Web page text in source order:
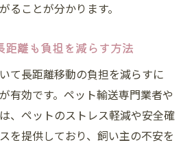
ることが分かります。
距離も負担を減らす方法
て長距離移動の負担を減らすに
有効です。ペット輸送専門業者や
、ペットのストレス軽減や安全確
を提供しており、飼い主の不安を